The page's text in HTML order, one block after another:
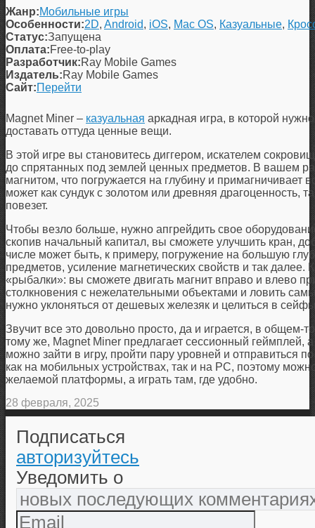
Жанр:Мобильные игры
Особенности:2D, Android, iOS, Mac OS, Казуальные,
Статус:Запущена
Оплата:Free-to-play
Разработчик:Ray Mobile Games
Издатель:Ray Mobile Games
Сайт:Перейти
Magnet Miner – казуальная аркадная игра, в которой
доставать оттуда ценные вещи.
В этой игре вы становитесь диггером, искателем
до спрятанных под землей ценных предметов. В вашем
магнитом, что погружается на глубину и примагничивает
может как сундук с золотом или древняя драгоценность,
повезет.
Чтобы везло больше, нужно апгрейдить свое
скопив начальный капитал, вы сможете улучшить кран,
числе может быть, к примеру, погружение на большую
предметов, усиление магнетических свойств и так
«рыбалки»: вы сможете двигать магнит вправо и влево
столкновения с нежелательными объектами и ловить
нужно уклоняться от дешевых железяк и целиться в
Звучит все это довольно просто, да и играется, в общем-
тому же, Magnet Miner предлагает сессионный геймплей,
можно зайти в игру, пройти пару уровней и отправиться
как на мобильных устройствах, так и на РС, поэтому
желаемой платформы, а играть там, где удобно.
28 февраля, 2025
Подписаться
авторизуйтесь
Уведомить о